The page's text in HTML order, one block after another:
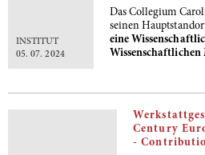
INSTITUT
05. 07. 2024
Das Collegium
seinen
eine
Century
-